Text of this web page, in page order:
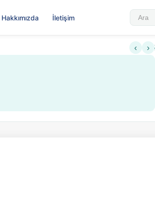
Hakkımızda İletişim
‹ ›